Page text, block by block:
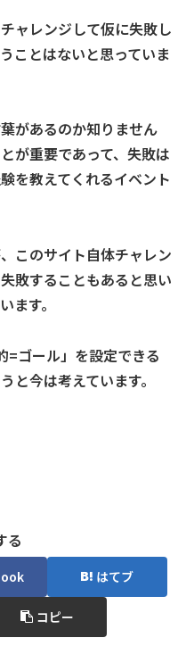
ャレンジして仮に失敗し
ことはないと思っていま
があるのか知りません
が重要であって、失敗は
を教えてくれるイベント
このサイト自体チャレン
敗することもあると思い
ます。
=ゴール」を設定できる
と今は考えています。
る
はてブ
コピー